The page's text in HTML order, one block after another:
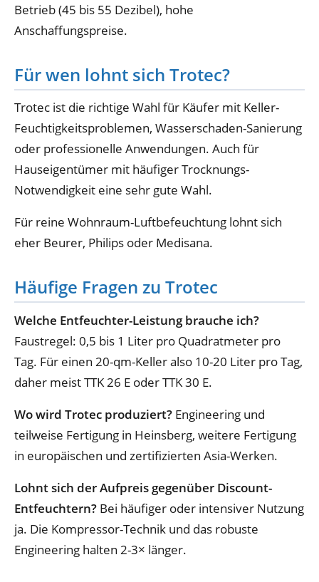
Betrieb (45 bis 55 Dezibel), hohe
Anschaffungspreise.
Für wen lohnt sich Trotec?
Trotec ist die richtige Wahl für Käufer mit Keller-
Feuchtigkeitsproblemen, Wasserschaden-Sanierung
oder professionelle Anwendungen. Auch für
Hauseigentümer mit häufiger Trocknungs-
Notwendigkeit eine sehr gute Wahl.
Für reine Wohnraum-Luftbefeuchtung lohnt sich
eher Beurer, Philips oder Medisana.
Häufige Fragen zu Trotec
Welche Entfeuchter-Leistung brauche ich?
Faustregel: 0,5 bis 1 Liter pro Quadratmeter pro
Tag. Für einen 20-qm-Keller also 10-20 Liter pro Tag,
daher meist TTK 26 E oder TTK 30 E.
Wo wird Trotec produziert? Engineering und
teilweise Fertigung in Heinsberg, weitere Fertigung
in europäischen und zertifizierten Asia-Werken.
Lohnt sich der Aufpreis gegenüber Discount-
Entfeuchtern? Bei häufiger oder intensiver Nutzung
ja. Die Kompressor-Technik und das robuste
Engineering halten 2-3× länger.